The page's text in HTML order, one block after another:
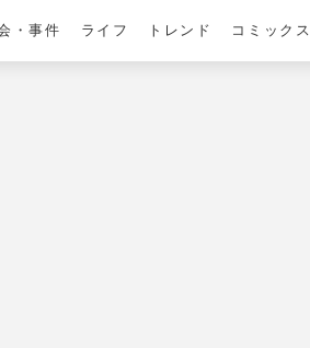
・事件 ライフ トレンド コミックス